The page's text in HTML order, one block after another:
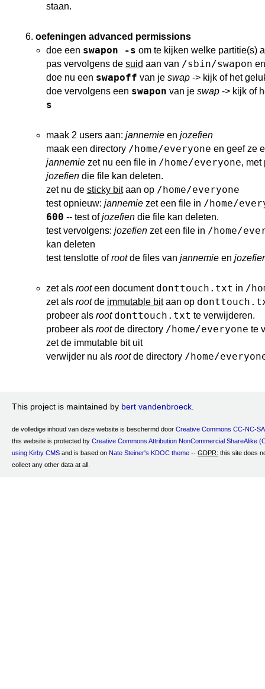
staan.
oefeningen advanced permissions
doe een swapon -s om te kijken welke partitie(s)
pas vervolgens de suid aan van /sbin/swapon
doe nu een swapoff van je swap-> kijk of het
doe vervolgens een swapon van je swap-> kijk of
s
maak 2 users aan: jannemieen jozefien
maak een directory /home/everyone en geef ze
jannemiezet nu een file in /home/everyone,
jozefiendie file kan deleten.
zet nu de sticky bitaan op /home/everyone
test opnieuw: jannemiezet een file in /home/
600 -- test ofjozefiendie file kan deleten.
test vervolgens: jozefienzet een file in /home/
kan deleten
test tenslotte ofrootde files van jannemieen
zet als rooteen document donttouch.txt in /
zet als rootde immutable bitaan op
probeer als root donttouch.txt te verwijderen.
probeer als rootde directory /home/everyone te
zet de immutable bit uit
verwijder nu als rootde directory /home/
This project is maintained by bert vandenbroeck
de volledige inhoud van deze website is beschermd door Creative Commons CC-NC-
this website is protected by Creative Commons Attribution NonCommercial ShareAlike
using Kirby CMS and is based on Nate Steiner's KDOC theme -- GDPR: this site does
collect any other data at all.